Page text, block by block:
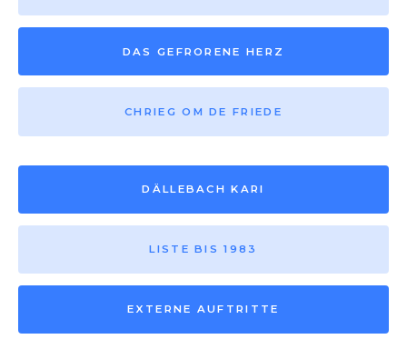
DAS GEFRORENE HERZ
CHRIEG OM DE FRIEDE
DÄLLEBACH KARI
LISTE BIS 1983
EXTERNE AUFTRITTE